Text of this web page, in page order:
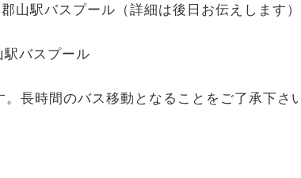
駅バスプール（詳細は後日お伝えします）
バスプール
長時間のバス移動となることをご了承下さ